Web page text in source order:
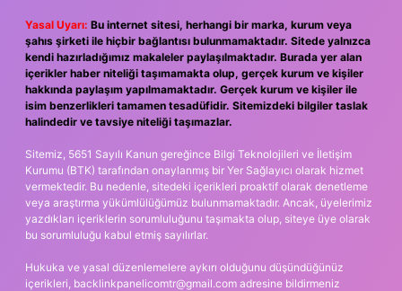
Yasal Uyarı: Bu internet sitesi, herhangi bir marka, kurum veya
şahıs şirketi ile hiçbir bağlantısı bulunmamaktadır. Sitede yalnızca
kendi hazırladığımız makaleler paylaşılmaktadır. Burada yer alan
içerikler haber niteliği taşımamakta olup, gerçek kurum ve kişiler
hakkında paylaşım yapılmamaktadır. Gerçek kurum ve kişiler ile
isim benzerlikleri tamamen tesadüfidir. Sitemizdeki bilgiler taslak
halindedir ve tavsiye niteliği taşımazlar.
Sitemiz, 5651 Sayılı Kanun gereğince Bilgi Teknolojileri ve İletişim
Kurumu (BTK) tarafından onaylanmış bir Yer Sağlayıcı olarak hizmet
vermektedir. Bu nedenle, sitedeki içerikleri proaktif olarak denetleme
veya araştırma yükümlülüğümüz bulunmamaktadır. Ancak, üyelerimiz
yazdıkları içeriklerin sorumluluğunu taşımakta olup, siteye üye olarak
bu sorumluluğu kabul etmiş sayılırlar.
Hukuka ve yasal düzenlemelere aykırı olduğunu düşündüğünüz
içerikleri, backlinkpanelicomtr@gmail.com adresine bildirmeniz